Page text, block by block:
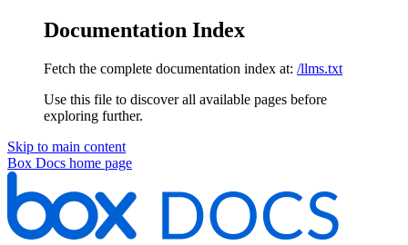
Documentation Index
Fetch the complete documentation index at: /llms.txt
Use this file to discover all available pages before
exploring further.
Skip to main content
Box Docs home page